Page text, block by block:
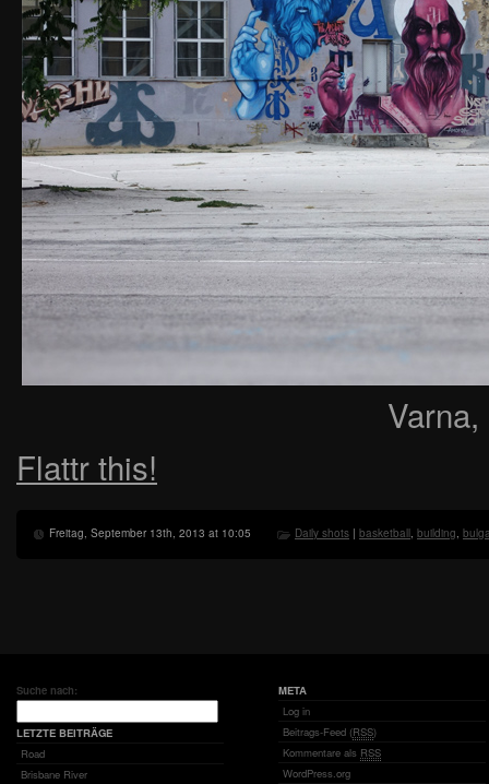
Flattr this!
Freitag, September 13th, 2013 at 10:05 Daily shots | basketball, building,
Suche nach:
LETZTE BEITRÄGE
Road
Brisbane River
META
Log in
Beitrags-Feed (RSS)
Kommentare als RSS
WordPress.org